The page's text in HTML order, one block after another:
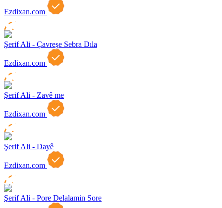
Ezdixan.com
Şerif Ali - Çavreşe Sebra Dıla
Ezdixan.com
Şerif Ali - Zavê me
Ezdixan.com
Şerif Ali - Dayê
Ezdixan.com
Şerif Ali - Pore Delalamin Sore